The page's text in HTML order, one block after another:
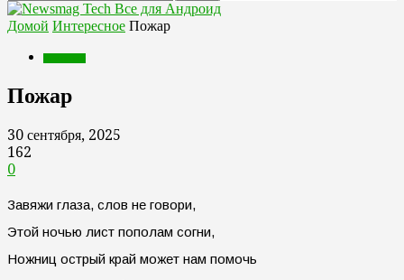
Все для Андроид
Домой Интересное Пожар
Пожар
30 сентября, 2025
162
0
Завяжи глаза, слов не говори,
Этой ночью лист пополам согни,
Ножниц острый край может нам помочь